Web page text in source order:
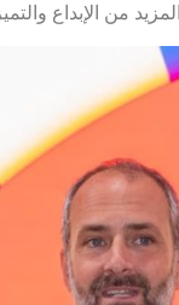
من الإبداع